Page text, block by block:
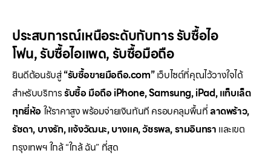
ประสบการณ์เหนือระดับกับการรับซื้อไอ
โฟน,รับซื้อไอแพด,รับซื้อมือถือ
ยินดีต้อนรับสู่“รับซื้อขายมือถือ.com”เว็บไซต์ที่คุณไว้วางใจได้
สำหรับบริการรับซื้อ มือถือ iPhone, Samsung, iPad, แท็บเล็ต
ทุกยี่ห้อให้ราคาสูง พร้อมจ่ายเงินทันที ครอบคลุมพื้นที่ลาดพร้าว,
รัชดา, บางรัก, แจ้งวัฒนะ, บางแค, วัชรพล, รามอินทรา และเขต
กรุงเทพฯ ใกล้ “ใกล้ ฉัน” ที่สุด